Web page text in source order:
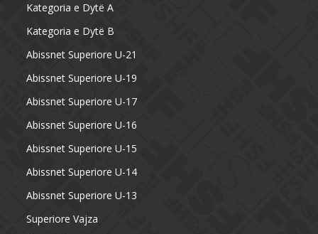
Kategoria e Dytë A
Kategoria e Dytë B
Abissnet Superiore U-21
Abissnet Superiore U-19
Abissnet Superiore U-17
Abissnet Superiore U-16
Abissnet Superiore U-15
Abissnet Superiore U-14
Abissnet Superiore U-13
Superiore Vajza